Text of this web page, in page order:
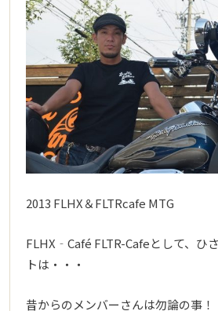
2013 FLHX＆FLTRcafe MTG
FLHX‐Café FLTR-Cafeとして、ひ
トは・・・
昔からのメンバーさんは勿論の事！